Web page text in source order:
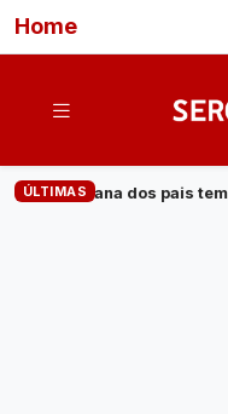
Home
ÚLTIMAS
programação especial no